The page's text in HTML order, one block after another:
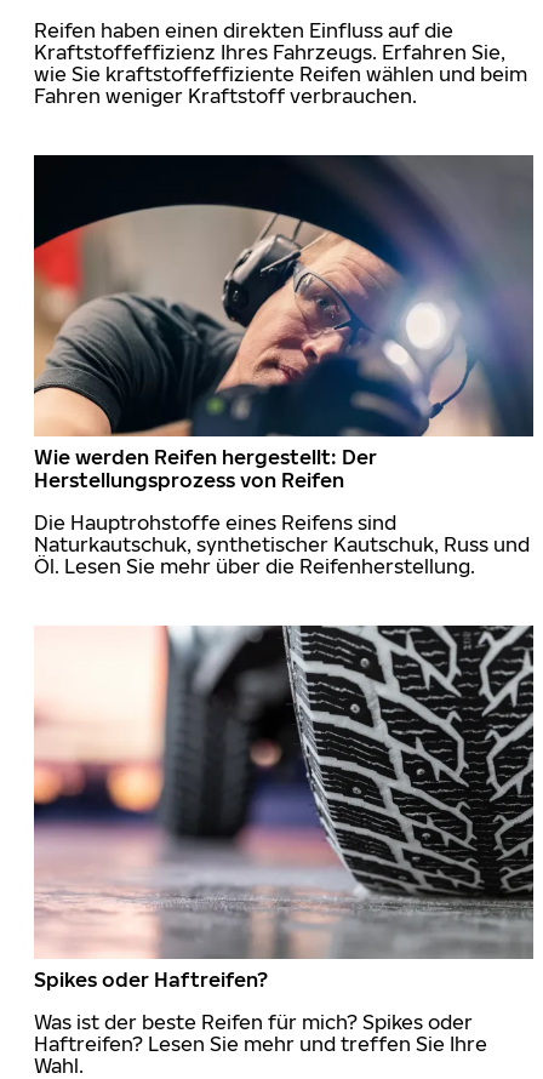
Reifen haben einen direkten Einfluss auf die
Kraftstoffeffizienz Ihres Fahrzeugs. Erfahren Sie,
wie Sie kraftstoffeffiziente Reifen wählen und beim
Fahren weniger Kraftstoff verbrauchen.
Wie werden Reifen hergestellt: Der
Herstellungsprozess von Reifen
Die Hauptrohstoffe eines Reifens sind
Naturkautschuk, synthetischer Kautschuk, Russ und
Öl. Lesen Sie mehr über die Reifenherstellung.
Spikes oder Haftreifen?
Was ist der beste Reifen für mich? Spikes oder
Haftreifen? Lesen Sie mehr und treffen Sie Ihre
Wahl.